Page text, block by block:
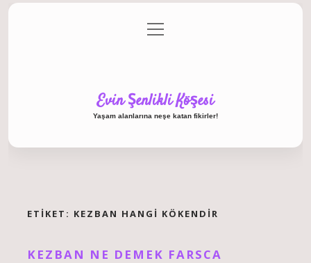
Gizlilik Politikası
menüyü
aç
Evin Şenlikli Köşesi
Yaşam alanlarına neşe katan fikirler!
ETIKET: KEZBAN HANGI KÖKENDIR
KEZBAN NE DEMEK FARSCA